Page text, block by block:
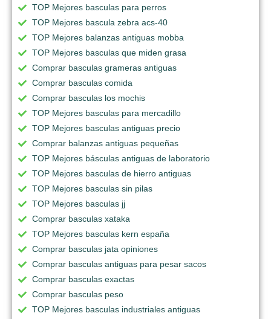
TOP Mejores basculas para perros
TOP Mejores bascula zebra acs-40
TOP Mejores balanzas antiguas mobba
TOP Mejores basculas que miden grasa
Comprar basculas grameras antiguas
Comprar basculas comida
Comprar basculas los mochis
TOP Mejores basculas para mercadillo
TOP Mejores basculas antiguas precio
Comprar balanzas antiguas pequeñas
TOP Mejores básculas antiguas de laboratorio
TOP Mejores basculas de hierro antiguas
TOP Mejores basculas sin pilas
TOP Mejores basculas jj
Comprar basculas xataka
TOP Mejores basculas kern españa
Comprar basculas jata opiniones
Comprar basculas antiguas para pesar sacos
Comprar basculas exactas
Comprar basculas peso
TOP Mejores basculas industriales antiguas